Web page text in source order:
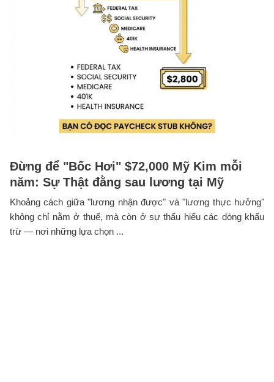
Đừng để "Bốc Hơi" $72,000 Mỹ Kim mỗi
năm: Sự Thật đằng sau lương tại Mỹ
Khoảng cách giữa "lương nhận được" và "lương thực hưởng"
không chỉ nằm ở thuế, mà còn ở sự thấu hiểu các dòng khấu
trừ — nơi những lựa chọn ...